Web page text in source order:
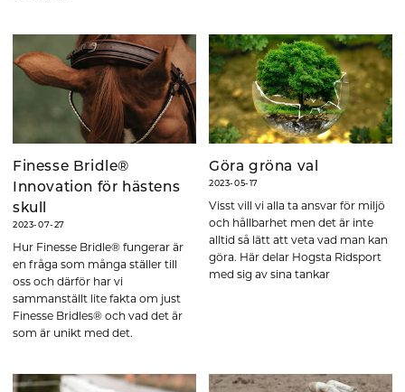
Finesse Bridle®
Innovation för hästens
skull
2023-07-27
Hur Finesse Bridle® fungerar är
en fråga som många ställer till
oss och därför har vi
sammanställt lite fakta om just
Finesse Bridles® och vad det är
som är unikt med det.
Göra gröna val
2023-05-17
Visst vill vi alla ta ansvar för miljö
och hållbarhet men det är inte
alltid så lätt att veta vad man kan
göra. Här delar Hogsta Ridsport
med sig av sina tankar